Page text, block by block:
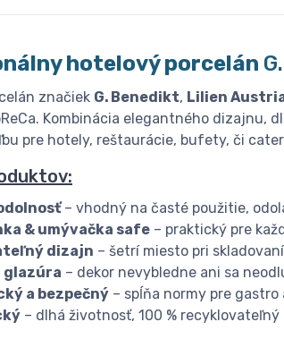
hotelový porcelán
značiek G. Benedikt, Lilien
Kombinácia elegantného
pre hotely, reštaurácie, bufety, či
– vhodný na časté použitie,
& umývačka safe – praktický pre
dizajn – šetrí miesto pri skladovaní
glazúra – dekor nevybledne ani sa
a bezpečný – spĺňa normy pre
– dlhá životnosť, 100 % recyklovateľný